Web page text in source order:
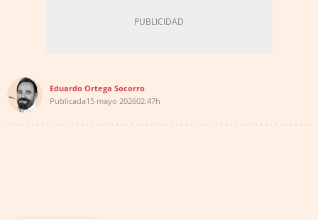
Eduardo Ortega Socorro
Publicada15 mayo 202602:47h